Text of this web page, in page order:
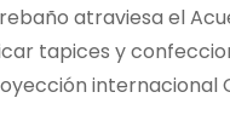
atraviesa el
tapices y